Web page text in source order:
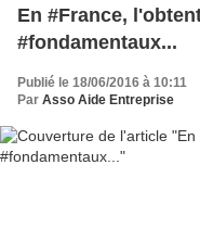
En #France,
#fondamentaux...
Publié le 18/06/2016 à 10:11
Par Asso Aide Entreprise